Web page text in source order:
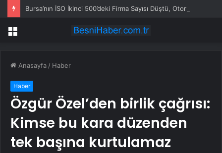
Menü
Anasayfa / Haber
Haber
Özgür Özel’den birlik çağrısı:
Kimse bu kara düzenden
tek başına kurtulamaz